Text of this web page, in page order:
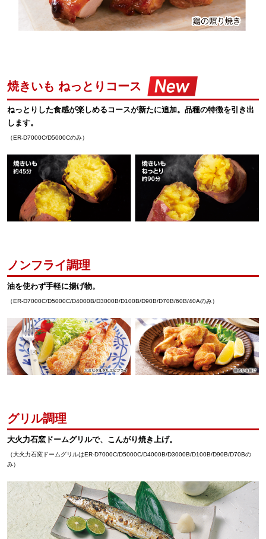
焼きいも ねっとりコース
ねっとりした食感が楽しめるコースが新たに追加。品種の特徴を引き出
します。
（ER-D7000C/D5000Cのみ）
ノンフライ調理
油を使わず手軽に揚げ物。
（ER-D7000C/D5000C/D4000B/D3000B/D100B/D90B/D70B/60B/40Aのみ）
グリル調理
大火力石窯ドームグリルで、 こんがり焼き上げ。
（大火力石窯ドームグリルはER-D7000C/D5000C/D4000B/D3000B/D100B/D90B/D70Bの
み）